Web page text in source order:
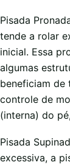
Pisada
tende a rolar
inicial. Essa
algumas
beneficiam de
controle de
(interna) do
Pisada
excessiva, a